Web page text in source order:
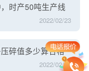
时产50吨生产线
2022/02/23
碎值多少算合格
2022/02/22